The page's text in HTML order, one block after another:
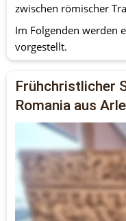
zwischen römischer
Im Folgenden werden
vorgestellt.
Frühchristlicher
Romania aus
Der Sarkophag aus
Chr. zeigt im Zentrum
Orante, vermutlich die
sind Szenen aus
Petruserzählungen ein:
Verleugnung des